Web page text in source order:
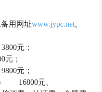
,备用网址www.jypc.net。
3800元；
元；
9800元；
16800元。